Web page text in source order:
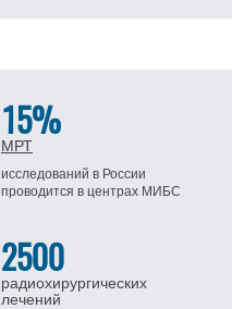
15%
МРТ
исследований в России
проводится в центрах МИБС
2500
радиохирургических
лечений